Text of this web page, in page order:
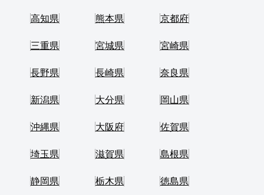
高知県 熊本県 京都府
三重県 宮城県 宮崎県
長野県 長崎県 奈良県
新潟県 大分県 岡山県
沖縄県 大阪府 佐賀県
埼玉県 滋賀県 島根県
静岡県 栃木県 徳島県